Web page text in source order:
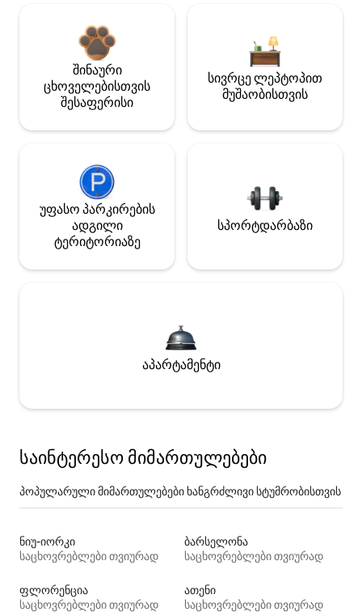
შინაური
ცხოველებისთვის
შესაფერისი
სივრცე ლეპტოპით
მუშაობისთვის
უფასო პარკირების
ადგილი
ტერიტორიაზე
სპორტდარბაზი
აპარტამენტი
საინტერესო მიმართულებები
პოპულარული მიმართულებები ხანგრძლივი სტუმრობისთვის
ნიუ-იორკი
საცხოვრებლები თვიურად
ბარსელონა
საცხოვრებლები თვიურად
ფლორენცია
საცხოვრებლები თვიურად
ათენი
საცხოვრებლები თვიურად